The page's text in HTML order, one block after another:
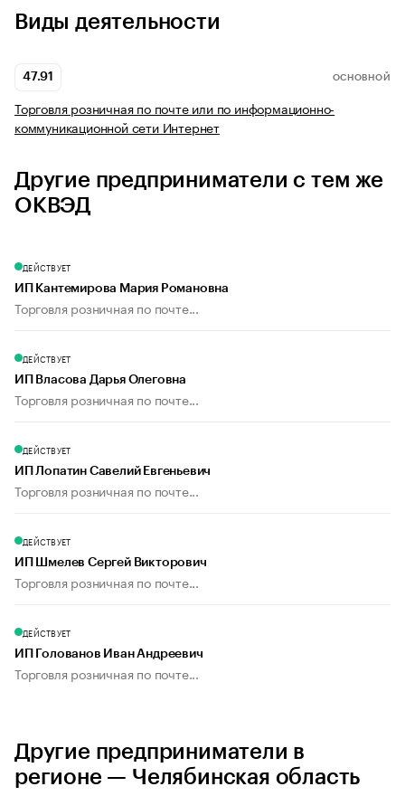
Виды деятельности
47.91 ОСНОВНОЙ
Торговля розничная по почте или по информационно-
коммуникационной сети Интернет
Другие предприниматели с тем же
ОКВЭД
ДЕЙСТВУЕТ
ИП Кантемирова Мария Романовна
Торговля розничная по почте...
ДЕЙСТВУЕТ
ИП Власова Дарья Олеговна
Торговля розничная по почте...
ДЕЙСТВУЕТ
ИП Лопатин Савелий Евгеньевич
Торговля розничная по почте...
ДЕЙСТВУЕТ
ИП Шмелев Сергей Викторович
Торговля розничная по почте...
ДЕЙСТВУЕТ
ИП Голованов Иван Андреевич
Торговля розничная по почте...
Другие предприниматели в
регионе — Челябинская область